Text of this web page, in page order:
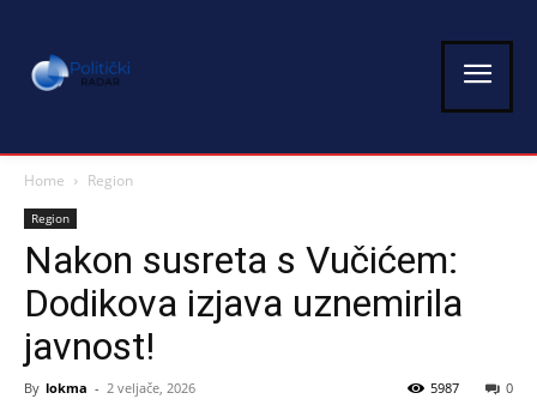
Home Region
Region
Nakon susreta s Vučićem:
Dodikova izjava uznemirila
javnost!
By lokma - 2 veljače, 2026 0
5987